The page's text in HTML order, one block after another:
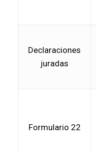
Declaraciones
juradas
Formulario 22